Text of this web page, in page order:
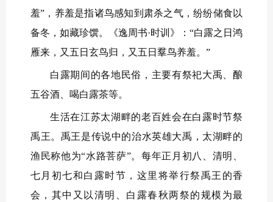
羞”，养羞是指诸鸟感知到肃杀之气，纷纷储食以
备冬，如藏珍馔。《逸周书·时训》：“白露之日鸿
雁来，又五日玄鸟归，又五日羣鸟养羞。”
白露期间的各地民俗，主要有祭祀大禹、酿
五谷酒、喝白露茶等。
生活在江苏太湖畔的老百姓会在白露时节祭
禹王。禹王是传说中的治水英雄大禹，太湖畔的
渔民称他为“水路菩萨”。每年正月初八、清明、
七月初七和白露时节，这里将举行祭禹王的香
会，其中又以清明、白露春秋两祭的规模为最